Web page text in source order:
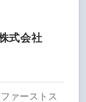
式会社
ァーストス